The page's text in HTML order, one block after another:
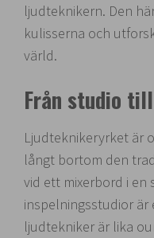
ljudteknikern. Den
kulisserna och
värld.
Från studio
Ljudteknikeryrket är
långt bortom den
vid ett mixerbord i en
inspelningsstudior
ljudtekniker är lika